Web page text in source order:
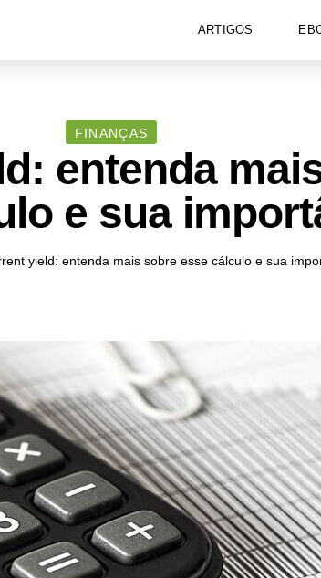
ARTIGOS
FINANÇAS
entenda
e sua
yield: entenda mais sobre esse cálculo e sua